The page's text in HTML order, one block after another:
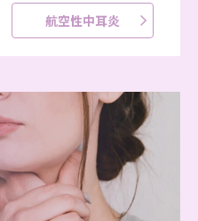
航空性中耳炎